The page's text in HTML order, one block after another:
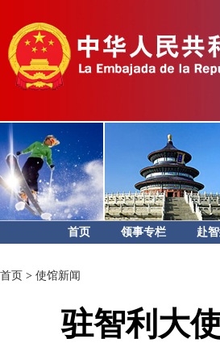
首页 领事专栏 赴
首页 > 使馆新闻
驻智利大